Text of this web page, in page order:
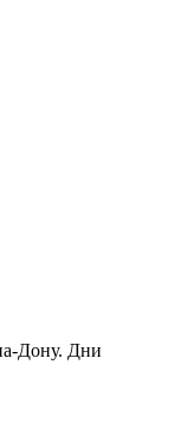
Дону. Дни